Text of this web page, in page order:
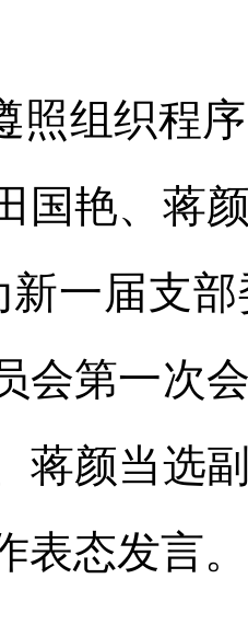
照组织程
国艳、蒋
新一届支
会第一次
蒋颜当选
表态发言。